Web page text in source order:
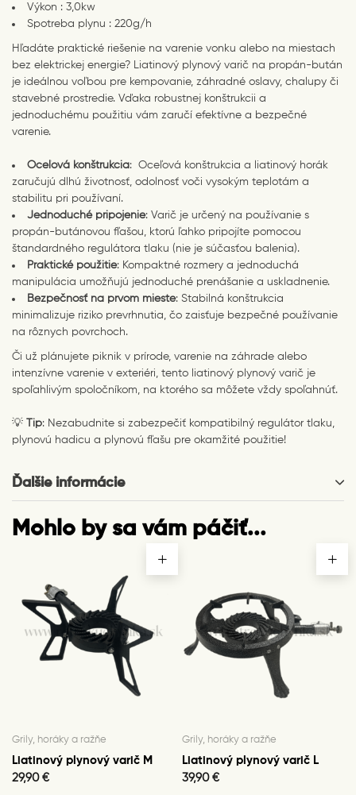
Výkon : 3,0kw
Spotreba plynu : 220g/h
Hľadáte praktické riešenie na varenie vonku alebo na miestach
bez elektrickej energie? Liatinový plynový varič na propán-bután
je ideálnou voľbou pre kempovanie, záhradné oslavy, chalupy či
stavebné prostredie. Vďaka robustnej konštrukcii a
jednoduchému použitiu vám zaručí efektívne a bezpečné
varenie.
Oceľová konštrukcia: Oceľová konštrukcia a liatinový horák
zaručujú dlhú životnosť, odolnosť voči vysokým teplotám a
stabilitu pri používaní.
Jednoduché pripojenie: Varič je určený na používanie s
propán-butánovou fľašou, ktorú ľahko pripojíte pomocou
štandardného regulátora tlaku (nie je súčasťou balenia).
Praktické použitie: Kompaktné rozmery a jednoduchá
manipulácia umožňujú jednoduché prenášanie a uskladnenie.
Bezpečnosť na prvom mieste: Stabilná konštrukcia
minimalizuje riziko prevrhnutia, čo zaisťuje bezpečné používanie
na rôznych povrchoch.
Či už plánujete piknik v prírode, varenie na záhrade alebo
intenzívne varenie v exteriéri, tento liatinový plynový varič je
spoľahlivým spoločníkom, na ktorého sa môžete vždy spoľahnúť.
💡 Tip: Nezabudnite si zabezpečiť kompatibilný regulátor tlaku,
plynovú hadicu a plynovú fľašu pre okamžité použitie!
Ďalšie informácie
Mohlo by sa vám páčiť...
Grily, horáky a ražňe
Liatinový plynový varič M
29,90 €
Grily, horáky a ražňe
Liatinový plynový varič L
39,90 €